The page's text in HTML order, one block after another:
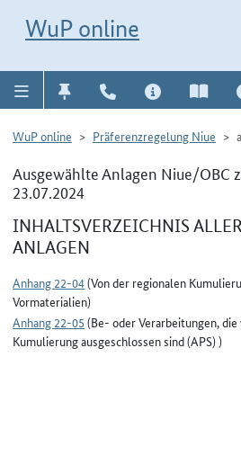
WuP online
WuP online Präferenzregelung Niue
Ausgewählte Anlagen Niue/OBC
23.07.2024
INHALTSVERZEICHNIS
ANLAGEN
Anhang 22-04(Von der regionalen
Vormaterialien)
Anhang 22-05 (Be- oder Verarbeitungen,
Kumulierung ausgeschlossen sind (APS) )